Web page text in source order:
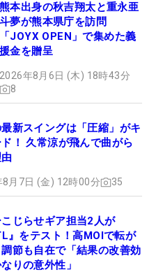
熊本出身の秋吉翔太と重永亜
斗夢が熊本県庁を訪問
「JOYX OPEN」で集めた義
援金を贈呈
2026年8月6日 (木) 18時43分
8
新スイングは「圧縮」がキ
！ 久常涼が飛んで曲がら
8月7日 (金) 12時00分 35
じらせギア担当2人が
』をテスト！高MOIで転が
節も自在で「結果の改善効
りの意外性」